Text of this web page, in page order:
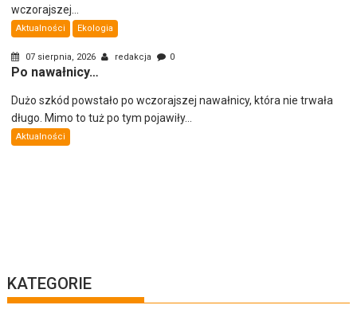
wczorajszej...
Aktualności Ekologia
07 sierpnia, 2026 redakcja 0
Po nawałnicy…
Dużo szkód powstało po wczorajszej nawałnicy, która nie trwała
długo. Mimo to tuż po tym pojawiły...
Aktualności
KATEGORIE